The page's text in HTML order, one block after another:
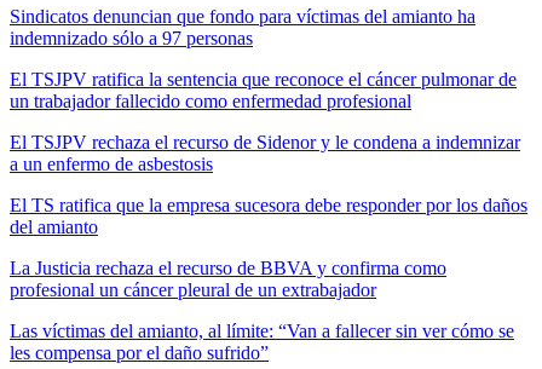
Sindicatos denuncian que fondo para víctimas del amianto ha
indemnizado sólo a 97 personas
El TSJPV ratifica la sentencia que reconoce el cáncer pulmonar de
un trabajador fallecido como enfermedad profesional
El TSJPV rechaza el recurso de Sidenor y le condena a indemnizar
a un enfermo de asbestosis
El TS ratifica que la empresa sucesora debe responder por los daños
del amianto
La Justicia rechaza el recurso de BBVA y confirma como
profesional un cáncer pleural de un extrabajador
Las víctimas del amianto, al límite: “Van a fallecer sin ver cómo se
les compensa por el daño sufrido”